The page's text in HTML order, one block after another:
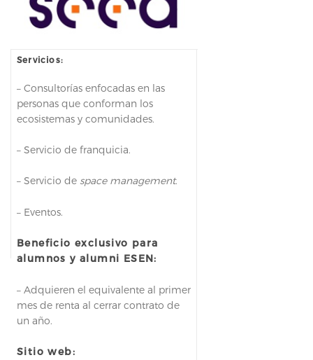
Servicios:
– Consultorías enfocadas en las
personas que conforman los
ecosistemas y comunidades.
– Servicio de franquicia.
– Servicio de space management.
– Eventos.
Beneficio exclusivo para
alumnos y alumni ESEN:
– Adquieren el equivalente al primer
mes de renta al cerrar contrato de
un año.
Sitio web: